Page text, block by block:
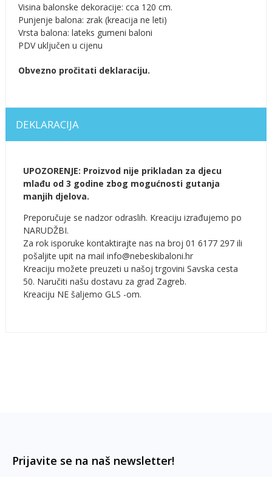
Visina balonske dekoracije: cca 120 cm.
Punjenje balona: zrak (kreacija ne leti)
Vrsta balona: lateks gumeni baloni
PDV uključen u cijenu
Obvezno pročitati deklaraciju.
DEKLARACIJA
UPOZORENJE: Proizvod nije prikladan za djecu
mlađu od 3 godine zbog mogućnosti gutanja
manjih djelova.
Preporučuje se nadzor odraslih. Kreaciju izrađujemo po
NARUDŽBI.
Za rok isporuke kontaktirajte nas na broj 01 6177 297 ili
pošaljite upit na mail info@nebeskibaloni.hr
Kreaciju možete preuzeti u našoj trgovini Savska cesta
50. Naručiti našu dostavu za grad Zagreb.
Kreaciju NE šaljemo GLS -om.
Prijavite se na naš newsletter!